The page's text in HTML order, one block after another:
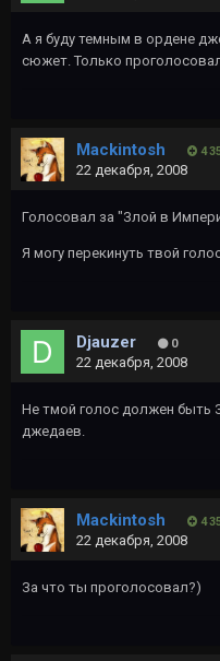
А я буду темным в ордене
сюжет. Только
Mackintosh 4
22 декабря, 2008
Голосовал за "Злой в
Я могу перекинуть твой
Djauzer 0
22 декабря, 2008
Не тмой голос должен быть
джедаев.
Mackintosh 4
22 декабря, 2008
За что ты проголосовал?)